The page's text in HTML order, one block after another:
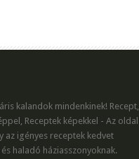
kalandok mindenkinek! Recept,
Receptek képekkel - Az oldal
az igényes receptek kedvet
haladó háziasszonyoknak.